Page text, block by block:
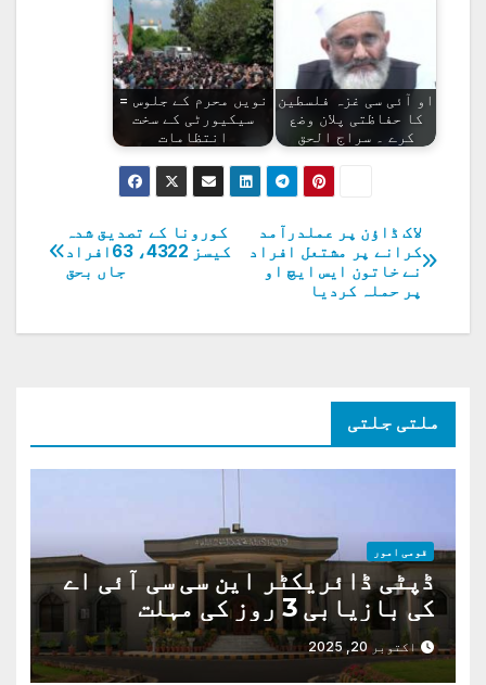
او آئی سی غزہ فلسطین
کا حفاظتی پلان وضع
کرے ۔ سراج الحق
نویں محرم کے جلوس =
سیکیورٹی کے سخت
انتظامات
پوسٹوں
کی
نیویگیشن
کورونا کے تصدیق شدہ
کیسز 4322، 63افراد
جاں بحق
لاک ڈاؤن پر عملدرآمد
کرانے پر مشتعل افراد
نے خاتون ایس ایچ او
پر حملہ کردیا
ملتی جلتی
قومی امور
ڈپٹی ڈائریکٹر این سی سی آئی اے
کی بازیابی 3 روز کی مہلت
اکتوبر 20, 2025